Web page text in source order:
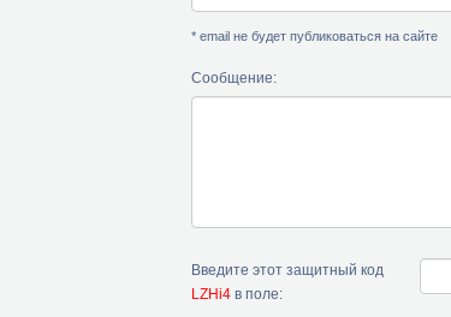
* email не будет публиковаться на сайте
Сообщение:
Введите этот защитный код
LZHi4в поле: